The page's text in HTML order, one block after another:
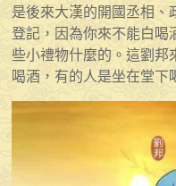
是後來大漢的開國丞相、
登記，因為你來不能白喝
些小禮物什麼的。這劉邦
喝酒，有的人是坐在堂下